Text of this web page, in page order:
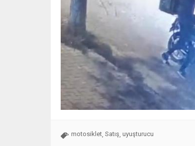
motosiklet, Satış, uyuşturucu